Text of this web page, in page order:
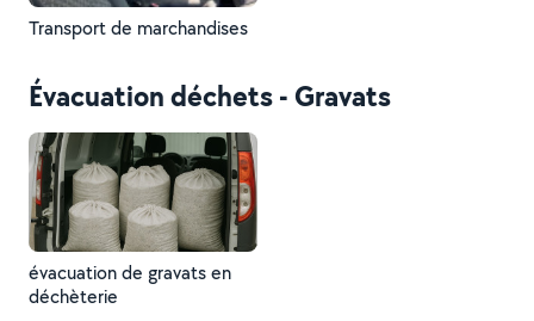
Transport de marchandises
Évacuation déchets - Gravats
évacuation de gravats en
déchèterie